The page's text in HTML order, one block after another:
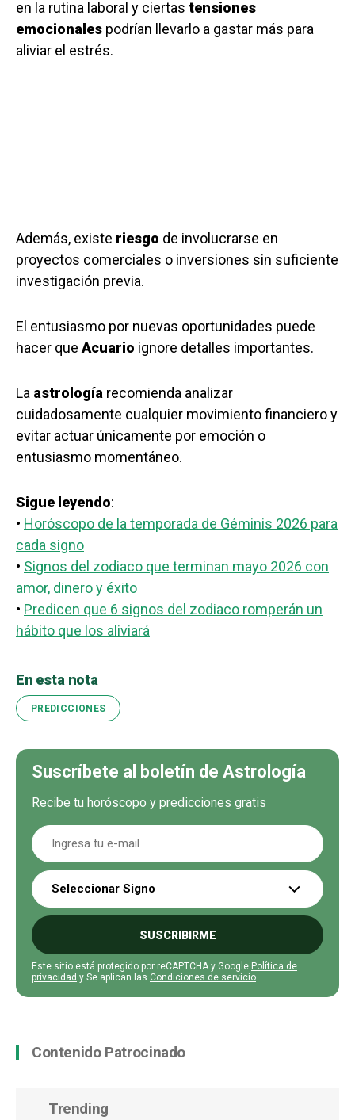
en la rutina laboral y ciertas tensiones
emocionales podrían llevarlo a gastar más para
aliviar el estrés.
Además, existe riesgo de involucrarse en
proyectos comerciales o inversiones sin suficiente
investigación previa.
El entusiasmo por nuevas oportunidades puede
hacer queAcuario ignore detalles importantes.
La astrología recomienda analizar
cuidadosamente cualquier movimiento financiero y
evitar actuar únicamente por emoción o
entusiasmo momentáneo.
Sigue leyendo:
• Horóscopo de la temporada de Géminis 2026 para
cada signo
• Signos del zodiaco que terminan mayo 2026 con
amor, dinero y éxito
• Predicen que 6 signos del zodiaco romperán un
hábito que los aliviará
En esta nota
PREDICCIONES
Suscríbete al boletín de Astrología
Recibe tu horóscopo y predicciones gratis
Seleccionar Signo
SUSCRIBIRME
Este sitio está protegido por reCAPTCHA y Google Política de
privacidad y Se aplican las Condiciones de servicio.
Contenido Patrocinado
Trending